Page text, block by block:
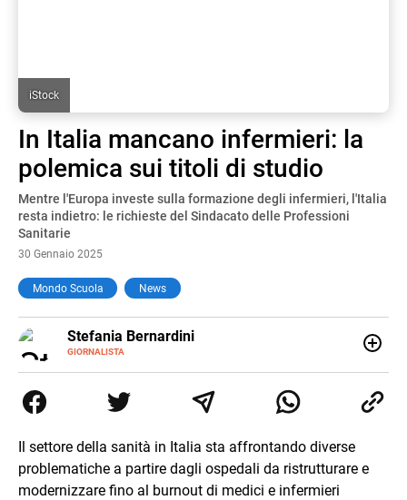
iStock
In Italia mancano infermieri: la
polemica sui titoli di studio
Mentre l'Europa investe sulla formazione degli infermieri, l'Italia
resta indietro: le richieste del Sindacato delle Professioni
Sanitarie
30 Gennaio 2025
Mondo Scuola News
Stefania Bernardini
GIORNALISTA
E-
MAIL
Tv di cronaca, politica, scuola, economia e spettacolo. Ha
esperienze nella redazione di testate giornalistiche online
Il settore della sanità in Italia sta affrontando diverse
problematiche a partire dagli ospedali da ristrutturare e
modernizzare fino al burnout di medici e infermieri